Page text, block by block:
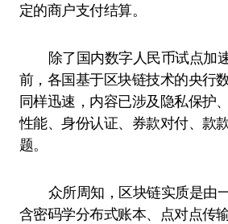
定的商户支付结算。
除了国内数字人民币试点加
前，各国基于区块链技术的央行
同样迅速，内容已涉及隐私保护
性能、身份认证、券款对付、款
题。
众所周知，区块链实质是由
含密码学分布式账本、点对点传